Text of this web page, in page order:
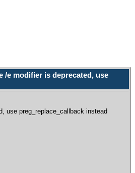
/e modifier is deprecated, use
use preg_replace_callback instead